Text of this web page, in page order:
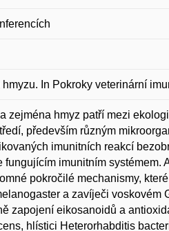
In Pokroky veterinární
zejména hmyz patří mezi
především různým
imunitních reakcí
fungujícím imunitním
pokročilé mechanismy,
a zavíječi
zapojení eikosanoidů a
hlístici Heterorhabditis